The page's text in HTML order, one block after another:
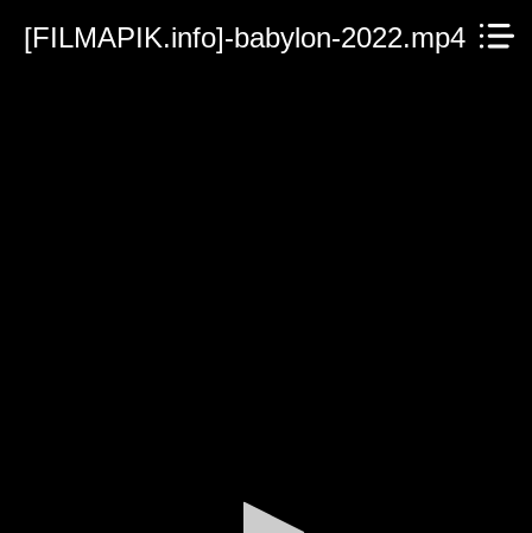
[FILMAPIK.info]-babylon-2022.mp4